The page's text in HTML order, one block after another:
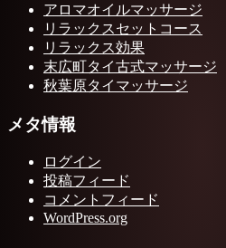
アロマオイルマッサージ
リラックスセットコース
リラックス効果
末広町タイ古式マッサージ
秋葉原タイマッサージ
メタ情報
ログイン
投稿フィード
コメントフィード
WordPress.org